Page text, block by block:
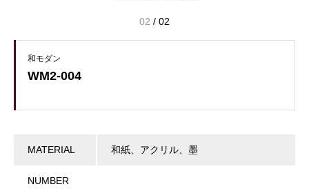
02 / 02
和モダン
WM2-004
MATERIAL 和紙、アクリル、墨
NUMBER